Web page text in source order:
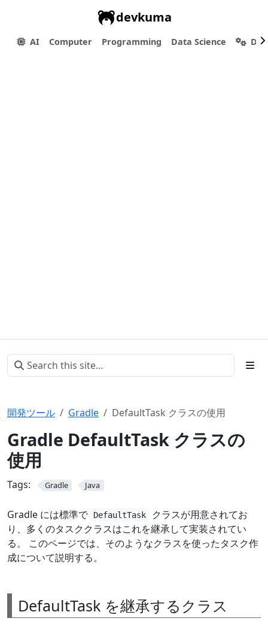
devkuma
AI Computer Programming Data Science
開発ツール Gradle DefaultTask クラスの使用
Gradle DefaultTask クラスの
使用
Tags: Gradle Java
Gradle には標準で DefaultTask
クラスが用意されてお
り、多くのタスククラスはこれを継承して実装されてい
る。 このページでは、そのようなクラスを使ったタスク作
成について説明する。
DefaultTask を継承するクラス